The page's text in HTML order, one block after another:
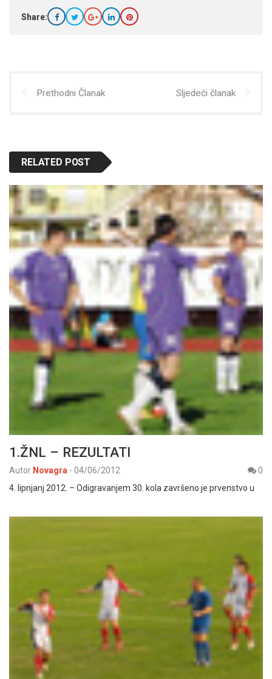
Share:
Prethodni Članak Sljedeći članak
RELATED POST
1.ŽNL – REZULTATI
Autor Novagra - 04/06/2012
0
4. lipnjanj 2012. – Odigravanjem 30. kola završeno je prvenstvo u